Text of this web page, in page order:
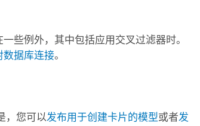
些例外，其中包括应用交叉过滤器时。
数据库连接。
，您可以发布用于创建卡片的模型或者发